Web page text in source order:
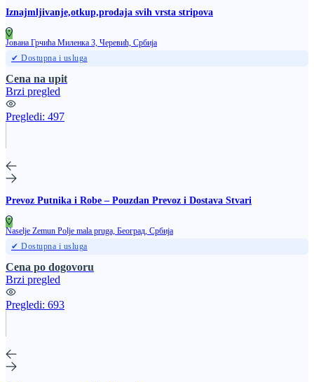
Iznajmljivanje,otkup,prodaja svih vrsta stripova
Јована Грчића Миленка 3, Черевић, Србија
✔ Dostupna i usluga
Cena na upit
Brzi pregled
Pregledi: 497
Prevoz Putnika i Robe – Pouzdan Prevoz i Dostava Stvari
Naselje Zemun Polje mala pruga, Београд, Србија
✔ Dostupna i usluga
Cena po dogovoru
Brzi pregled
Pregledi: 693